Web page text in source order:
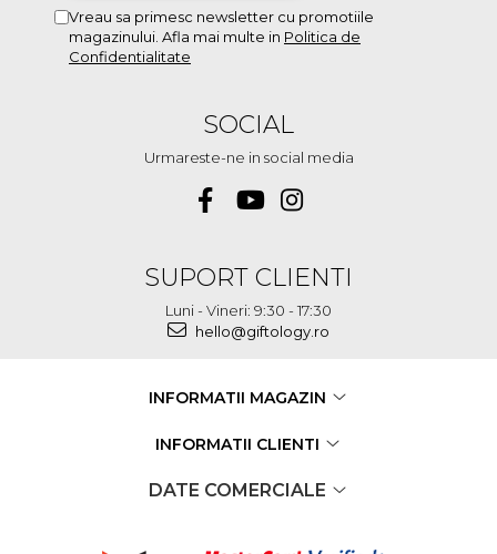
Vreau sa primesc newsletter cu promotiile
magazinului. Afla mai multe in Politica de
Confidentialitate
SOCIAL
Urmareste-ne in social media
SUPORT CLIENTI
Luni - Vineri: 9:30 - 17:30
hello@giftology.ro
INFORMATII MAGAZIN
INFORMATII CLIENTI
DATE COMERCIALE